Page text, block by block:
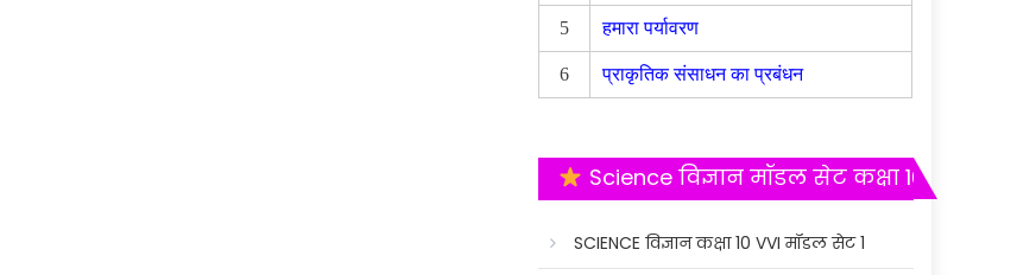
5 हमारा पर्यावरण
6 प्राकृतिक संसाधन का प्रबंधन
Science विज्ञान मॉडल सेट कक्षा 10
SCIENCE विज्ञान कक्षा 10 VVI मॉडल सेट 1